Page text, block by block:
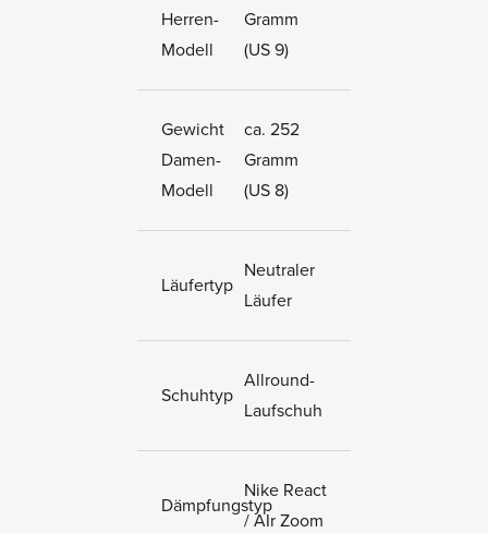
Herren-
Modell
Gramm
(US 9)
Gewicht
Damen-
Modell
ca. 252
Gramm
(US 8)
Läufertyp
Neutraler
Läufer
Schuhtyp
Allround-
Laufschuh
Dämpfungstyp
Nike React
/ AIr Zoom